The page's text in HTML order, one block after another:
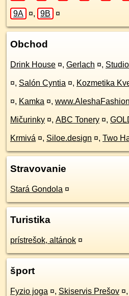
9A ¤, 9B ¤
Obchod
Drink House ¤, Gerlach ¤,
¤, Salón Cyntia ¤, Kozmetika
¤, Kamka ¤,
Mičurinky ¤, ABC Tonery ¤,
Krmivá ¤, Siloe.design ¤, Two
Stravovanie
Stará Gondola ¤
Turistika
prístrešok, altánok ¤
šport
Fyzio joga ¤, Skiservis Prešov ¤,